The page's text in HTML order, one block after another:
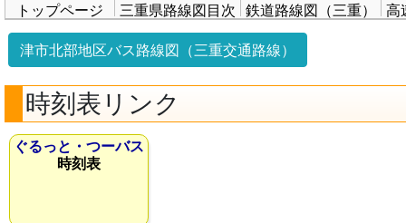
トップページ
三重県路線図目次 鉄道路線図（三重） 高
津市北部地区バス路線図（三重交通路線）
時刻表リンク
ぐるっと・つーバス
時刻表